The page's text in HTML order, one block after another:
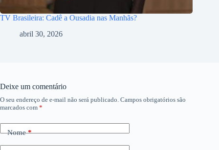
TV Brasileira: Cadê a Ousadia nas Manhãs?
abril 30, 2026
Deixe um comentário
O seu endereço de e-mail não será publicado. Campos obrigatórios são
marcados com *
Nome*